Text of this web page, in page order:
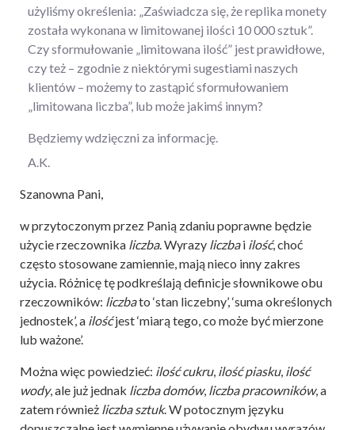
użyliśmy określenia: „Zaświadcza się, że replika monety
została wykonana w limitowanej ilości 10 000 sztuk”.
Czy sformułowanie „limitowana ilość” jest prawidłowe,
czy też – zgodnie z niektórymi sugestiami naszych
klientów – możemy to zastąpić sformułowaniem
„limitowana liczba”, lub może jakimś innym?
Będziemy wdzięczni za informację.
A.K.
Szanowna Pani,
w przytoczonym przez Panią zdaniu poprawne będzie
użycie rzeczownika liczba. Wyrazy liczbai ilość, choć
często stosowane zamiennie, mają nieco inny zakres
użycia. Różnicę tę podkreślają definicje słownikowe obu
rzeczowników: liczbato ‘stan liczebny’, ‘suma określonych
jednostek’, a ilośćjest ‘miarą tego, co może być mierzone
lub ważone’.
Można więc powiedzieć: ilość cukru, ilość piasku, ilość
wody, ale już jednak liczba domów, liczba pracowników, a
zatem również liczba sztuk. W potocznym języku